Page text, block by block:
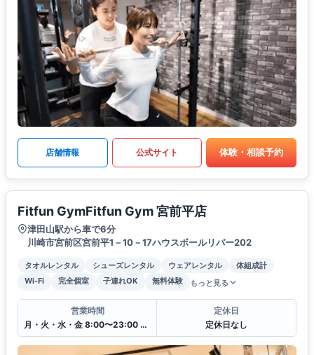
店舗情報 公式サイト 体験・相談予約
Fitfun GymFitfun Gym 宮前平店
津田山駅から車で6分
川崎市宮前区宮前平1－10－17ハウスボールリバー202
タオルレンタル シューズレンタル ウェアレンタル
体組成計
Wi-Fi
完全個室 子連れOK 無料体験 もっと見る
営業時間
月・火・水・金 8:00〜23:00 木・土・日・祝 10:00〜22:00
定休日
定休日なし